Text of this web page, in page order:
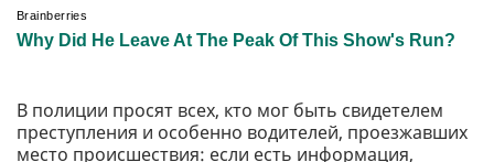
В полиции просят всех, кто мог быть свидетелем
преступления и особенно водителей, проезжавших
место происшествия: если есть информация,